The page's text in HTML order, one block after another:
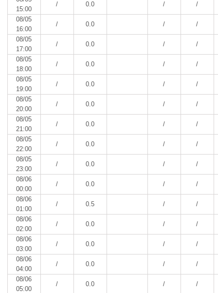
15:00
/ 0.0 / /
08/05
16:00
/ 0.0 / /
08/05
17:00
/ 0.0 / /
08/05
18:00
/ 0.0 / /
08/05
19:00
/ 0.0 / /
08/05
20:00
/ 0.0 / /
08/05
21:00
/ 0.0 / /
08/05
22:00
/ 0.0 / /
08/05
23:00
/ 0.0 / /
08/06
00:00
/ 0.0 / /
08/06
01:00
/ 0.5 / /
08/06
02:00
/ 0.0 / /
08/06
03:00
/ 0.0 / /
08/06
04:00
/ 0.0 / /
08/06
05:00
/ 0.0 / /